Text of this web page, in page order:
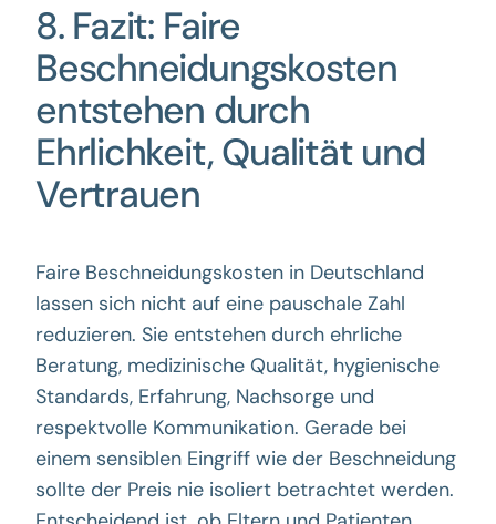
8. Fazit: Faire
Beschneidungskosten
entstehen durch
Ehrlichkeit, Qualität und
Vertrauen
Faire Beschneidungskosten in Deutschland
lassen sich nicht auf eine pauschale Zahl
reduzieren. Sie entstehen durch ehrliche
Beratung, medizinische Qualität, hygienische
Standards, Erfahrung, Nachsorge und
respektvolle Kommunikation. Gerade bei
einem sensiblen Eingriff wie der Beschneidung
sollte der Preis nie isoliert betrachtet werden.